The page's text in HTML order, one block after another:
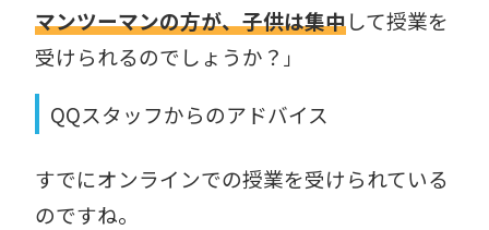
マンツーマンの方が、子供は集中して授業を
受けられるのでしょうか？ 」
QQスタッフからのアドバイス
すでにオンラインでの授業を受けられている
のですね。